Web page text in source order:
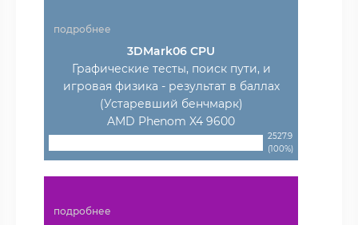
подробнее
3DMark06 CPU
Графические тесты, поиск пути, и
игровая физика - результат в баллах
(Устаревший бенчмарк)
AMD Phenom X4 9600
2527.9
(100%)
подробнее